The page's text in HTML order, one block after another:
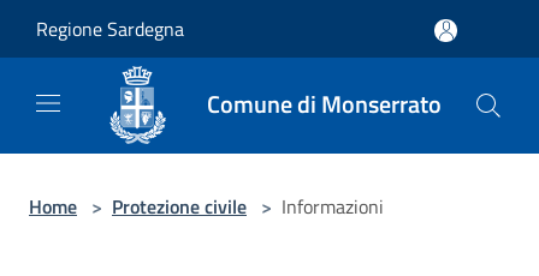
Regione Sardegna
Comune di Monserrato
Home > Protezione civile > Informazioni